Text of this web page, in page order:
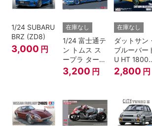
1/24 SUBARU
BRZ (ZD8)
3,000 円
在庫なし
1/24 富士通テ
ン トムス ス
ープラ ターボ
A70 1990
JTC
3,200 円
在庫なし
ダットサン
ブルーバー
U HT 1800
SSS-E
2,800 円